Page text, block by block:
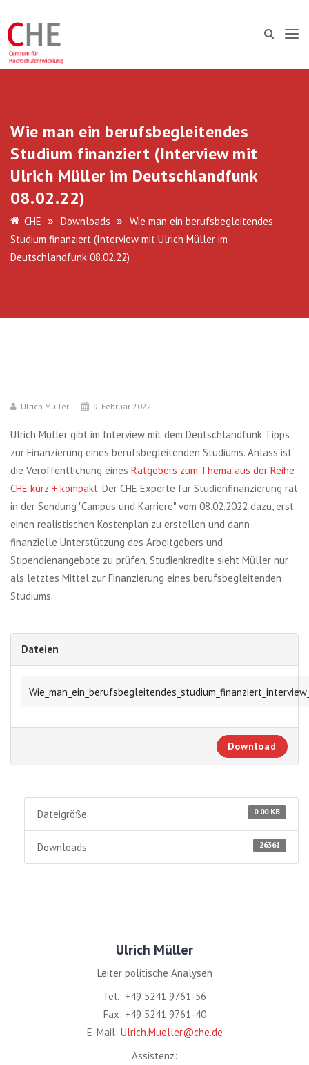
Wie man ein berufsbegleitendes
Studium finanziert (Interview mit
Ulrich Müller im Deutschlandfunk
08.02.22)
CHE Downloads
Wie man ein berufsbegleitendes
Studium finanziert (Interview mit Ulrich Müller im
Deutschlandfunk 08.02.22)
Ulrich Müller 9. Februar 2022
Ulrich Müller gibt im Interview mit dem Deutschlandfunk Tipps
zur Finanzierung eines berufsbegleitenden Studiums. Anlass ist
die Veröffentlichung eines Ratgebers zum Thema aus der Reihe
CHE kurz + kompakt. Der CHE Experte für Studienfinanzierung rät
in der Sendung "Campus und Karriere" vom 08.02.2022 dazu, erst
einen realistischen Kostenplan zu erstellen und dann
finanzielle Unterstützung des Arbeitgebers und
Stipendienangebote zu prüfen. Studienkredite sieht Müller nur
als letztes Mittel zur Finanzierung eines berufsbegleitenden
Studiums.
Dateien
Download
0.00 KB
Dateigröße
26361
Downloads
Ulrich Müller
Leiter politische Analysen
Tel.: +49 5241 9761-56
Fax: +49 5241 9761-40
E-Mail: Ulrich.Mueller@che.de
Assistenz: